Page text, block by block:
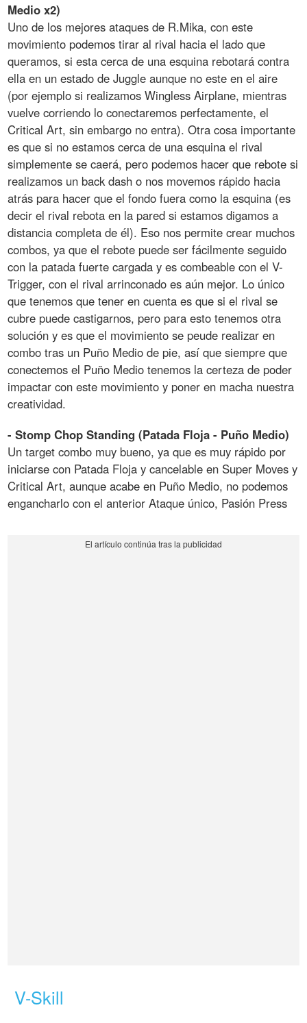
Medio x2)
Uno de los mejores ataques de R.Mika, con este
movimiento podemos tirar al rival hacia el lado que
queramos, si esta cerca de una esquina rebotará contra
ella en un estado de Juggle aunque no este en el aire
(por ejemplo si realizamos Wingless Airplane, mientras
vuelve corriendo lo conectaremos perfectamente, el
Critical Art, sin embargo no entra). Otra cosa importante
es que si no estamos cerca de una esquina el rival
simplemente se caerá, pero podemos hacer que rebote si
realizamos un back dash o nos movemos rápido hacia
atrás para hacer que el fondo fuera como la esquina (es
decir el rival rebota en la pared si estamos digamos a
distancia completa de él). Eso nos permite crear muchos
combos, ya que el rebote puede ser fácilmente seguido
con la patada fuerte cargada y es combeable con el V-
Trigger, con el rival arrinconado es aún mejor. Lo único
que tenemos que tener en cuenta es que si el rival se
cubre puede castigarnos, pero para esto tenemos otra
solución y es que el movimiento se peude realizar en
combo tras un Puño Medio de pie, así que siempre que
conectemos el Puño Medio tenemos la certeza de poder
impactar con este movimiento y poner en macha nuestra
creatividad.
- Stomp Chop Standing (Patada Floja - Puño Medio)
Un target combo muy bueno, ya que es muy rápido por
iniciarse con Patada Floja y cancelable en Super Moves y
Critical Art, aunque acabe en Puño Medio, no podemos
engancharlo con el anterior Ataque único, Pasión Press
V-Skill